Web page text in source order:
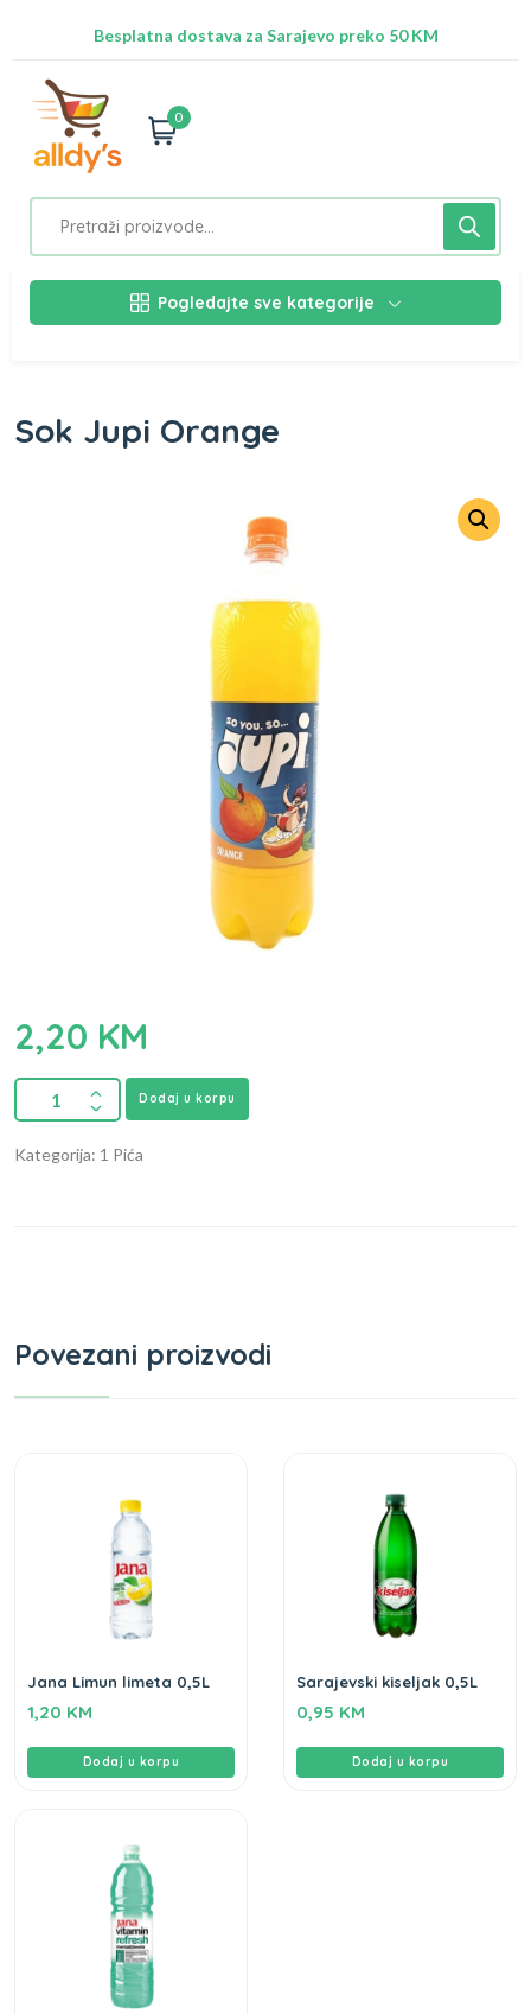
Besplatna dostava za Sarajevo preko 50 KM
0
Pogledajte sve kategorije
Sok Jupi Orange
2,20 KM
Dodaj u korpu
Kategorija: 1 Pića
Povezani proizvodi
Jana Limun limeta 0,5L
1,20 KM
Dodaj u korpu
Sarajevski kiseljak 0,5L
0,95 KM
Dodaj u korpu